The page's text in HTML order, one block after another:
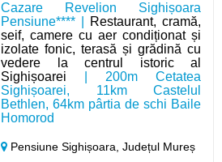
Cazare Revelion Sighișoara
Pensiune**** |
Restaurant, cramă,
seif, camere cu aer condiționat și
izolate fonic, terasă și grădină cu
vedere la centrul istoric al
Sighișoarei | 200m Cetatea
Sighișoarei, 11km Castelul
Bethlen, 64km pârtia de schi Baile
Homorod
Pensiune Sighișoara,Județul Mureș